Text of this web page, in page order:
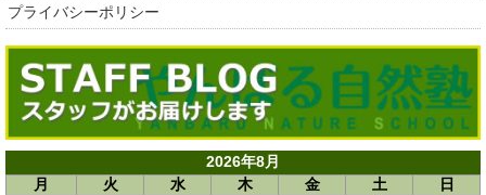
プライバシーポリシー
2026年8月
月
火 水 木 金 土
日